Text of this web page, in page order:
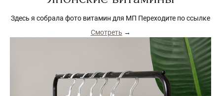
Здесь я собрала фото витамин для МП Переходите по ссылке
Смотреть →